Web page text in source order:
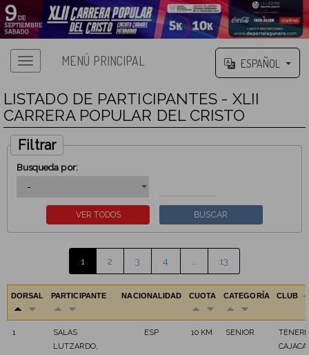
MENÚ PRINCIPAL ESPAÑOL
LISTADO DE PARTICIPANTES - XLII
CARRERA POPULAR DEL CRISTO
Filtrar
Busqueda por:
1 2 3 4 13
DORSAL PARTICIPANTE NACIONALIDAD CUOTA CATEGORÍA CLUB
1
SALAS
LUTZARDO,
ESP 10 KM SENIOR